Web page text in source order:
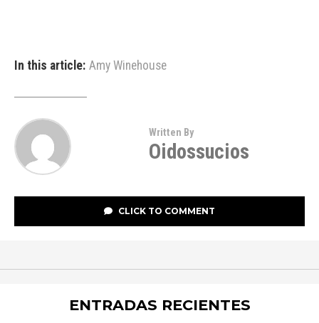
In this article: Amy Winehouse
Written By
Oidossucios
CLICK TO COMMENT
ENTRADAS RECIENTES